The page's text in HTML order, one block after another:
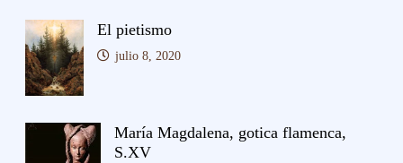
El pietismo
julio 8, 2020
María Magdalena, gotica flamenca,
S.XV